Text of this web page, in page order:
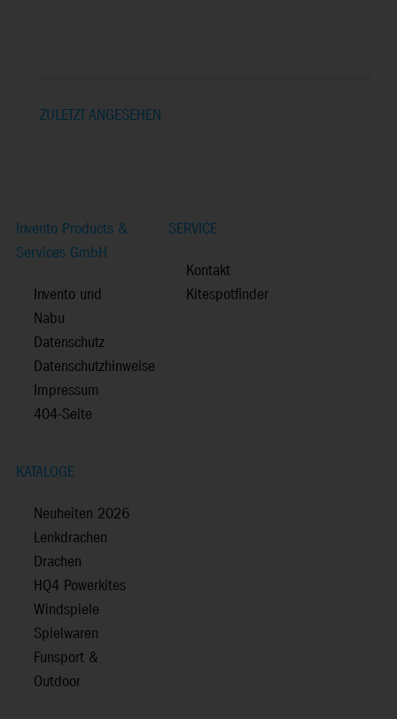
ZULETZT ANGESEHEN
Invento Products &
Services GmbH
Invento und
Nabu
Datenschutz
Datenschutzhinweise
Impressum
404-Seite
SERVICE
Kontakt
Kitespotfinder
KATALOGE
Neuheiten 2026
Lenkdrachen
Drachen
HQ4 Powerkites
Windspiele
Spielwaren
Funsport &
Outdoor